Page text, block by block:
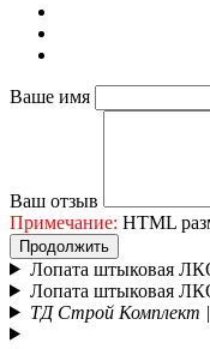
Ваше имя
Ваш отзыв
Примечание: HTML
Продолжить
Лопата штыковая
Лопата штыковая
ТД Строй Комплект |